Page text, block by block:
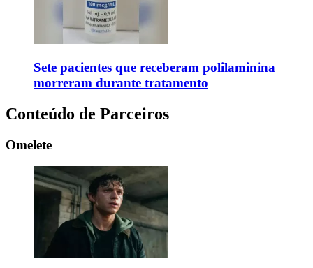
Sete pacientes que receberam polilaminina
morreram durante tratamento
Conteúdo de Parceiros
Omelete